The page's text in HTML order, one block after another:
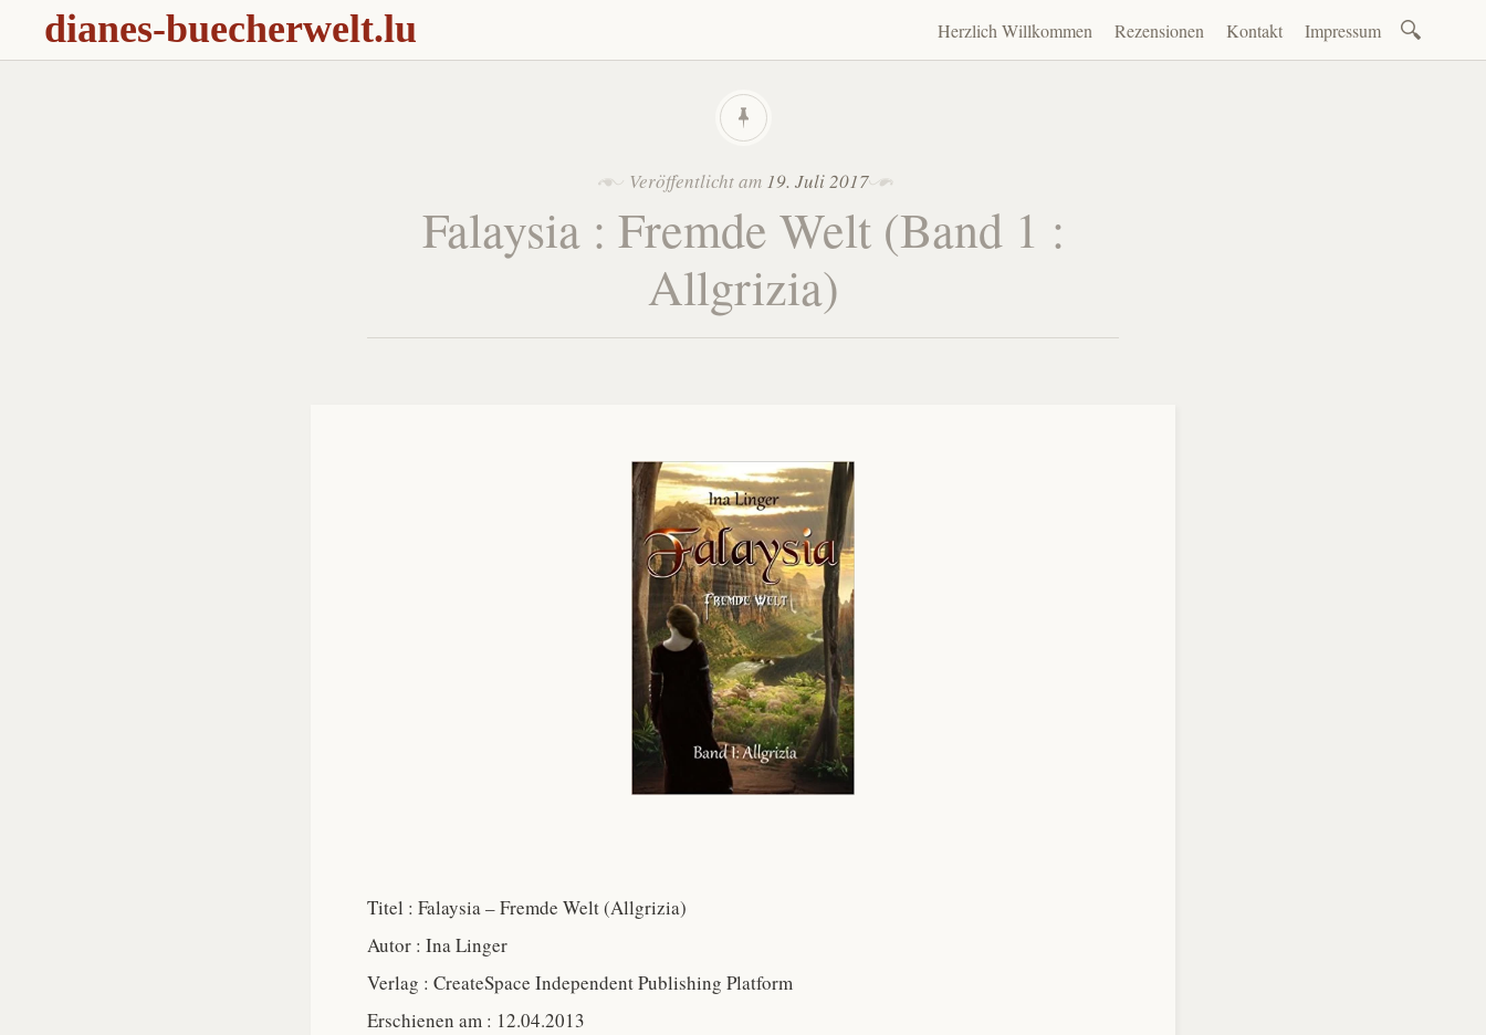
dianes-buecherwelt.lu
Zum
Inhalt
Herzlich Willkommen Rezensionen Kontakt Impressum
nach:
Veröffentlicht am 19. Juli 2017
Falaysia : Fremde Welt (Band 1 :
Allgrizia)
Titel : Falaysia – Fremde Welt (Allgrizia)
Autor : Ina Linger
Verlag : CreateSpace Independent Publishing Platform
Erschienen am : 12.04.2013